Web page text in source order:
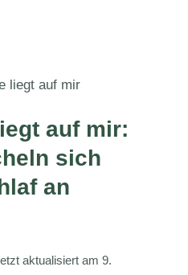
liegt auf mir
auf mir:
sich
an
aktualisiert am 9.